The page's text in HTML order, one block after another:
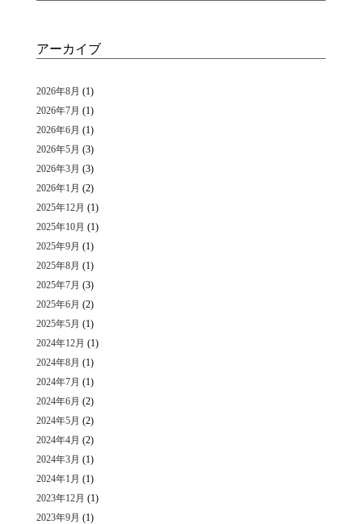
アーカイブ
2026年8月 (1)
2026年7月 (1)
2026年6月 (1)
2026年5月 (3)
2026年3月 (3)
2026年1月 (2)
2025年12月 (1)
2025年10月 (1)
2025年9月 (1)
2025年8月 (1)
2025年7月 (3)
2025年6月 (2)
2025年5月 (1)
2024年12月 (1)
2024年8月 (1)
2024年7月 (1)
2024年6月 (2)
2024年5月 (2)
2024年4月 (2)
2024年3月 (1)
2024年1月 (1)
2023年12月 (1)
2023年9月 (1)